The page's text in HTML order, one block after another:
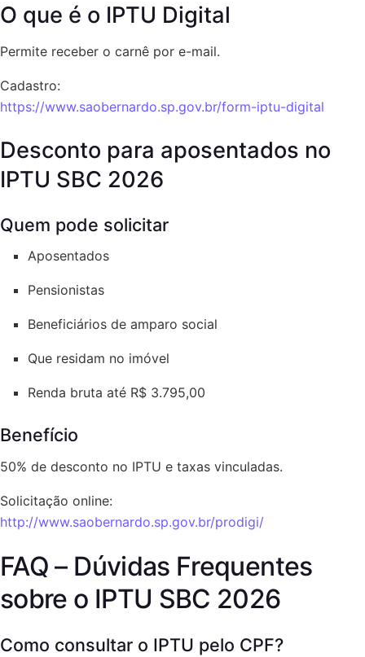
O que é o IPTU Digital
Permite receber o carnê por e-mail.
Cadastro:
https://www.saobernardo.sp.gov.br/form-iptu-digital
Desconto para aposentados no
IPTU SBC 2026
Quem pode solicitar
Aposentados
Pensionistas
Beneficiários de amparo social
Que residam no imóvel
Renda bruta até R$ 3.795,00
Benefício
50% de desconto no IPTU e taxas vinculadas.
Solicitação online:
http://www.saobernardo.sp.gov.br/prodigi/
FAQ – Dúvidas Frequentes
sobre o IPTU SBC 2026
Como consultar o IPTU pelo CPF?